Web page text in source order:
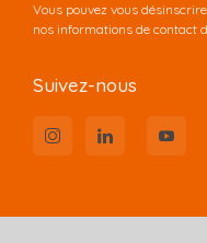
Vous pouvez vous
nos informations de contact
Suivez-nous